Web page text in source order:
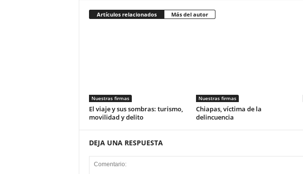
Artículos relacionados Más del autor
Nuestras firmas
El viaje y sus sombras: turismo,
movilidad y delito
Nuestras firmas
Chiapas, víctima de la
delincuencia
DEJA UNA RESPUESTA